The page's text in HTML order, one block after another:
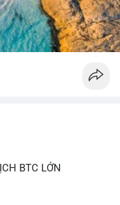
#mempoolbtc
BTC LỚN